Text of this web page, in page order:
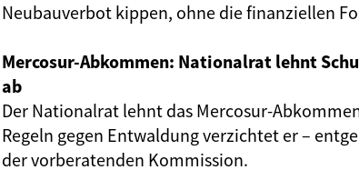
Neubauverbot kippen, ohne die finanziellen
Mercosur-Abkommen: Nationalrat lehnt
ab
Der Nationalrat lehnt das Mercosur-
Regeln gegen Entwaldung verzichtet er –
der vorberatenden Kommission.